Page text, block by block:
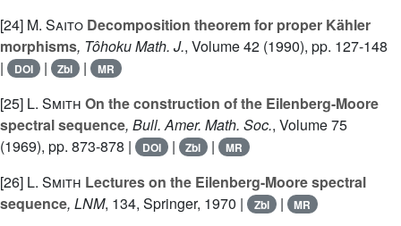
[24] M. Saito Decomposition theorem for proper Kähler
morphisms, Tôhoku Math. J., Volume 42 (1990), pp. 127-148
|
DOI | Zbl | MR
[25] L. Smith On the construction of the Eilenberg-Moore
spectral sequence, Bull. Amer. Math. Soc., Volume 75
(1969), pp. 873-878 |
DOI | Zbl | MR
[26] L. Smith Lectures on the Eilenberg-Moore spectral
sequence, LNM, 134, Springer, 1970 | Zbl | MR